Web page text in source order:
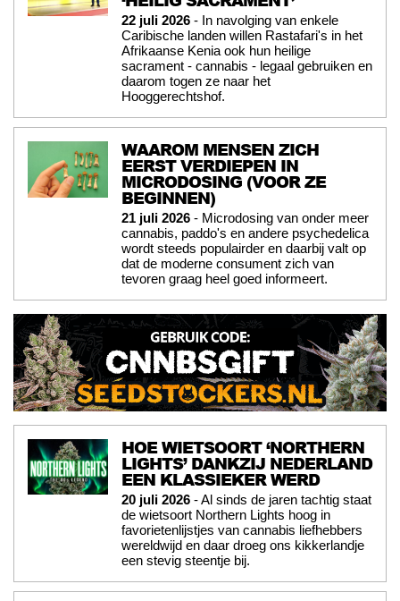
22 juli 2026 - In navolging van enkele
Caribische landen willen Rastafari's in het
Afrikaanse Kenia ook hun heilige
sacrament - cannabis - legaal gebruiken en
daarom togen ze naar het
Hooggerechtshof.
WAAROM MENSEN ZICH
EERST VERDIEPEN IN
MICRODOSING (VOOR ZE
BEGINNEN)
21 juli 2026 - Microdosing van onder meer
cannabis, paddo's en andere psychedelica
wordt steeds populairder en daarbij valt op
dat de moderne consument zich van
tevoren graag heel goed informeert.
HOE WIETSOORT ‘NORTHERN
LIGHTS’ DANKZIJ NEDERLAND
EEN KLASSIEKER WERD
20 juli 2026 - Al sinds de jaren tachtig staat
de wietsoort Northern Lights hoog in
favorietenlijstjes van cannabis liefhebbers
wereldwijd en daar droeg ons kikkerlandje
een stevig steentje bij.